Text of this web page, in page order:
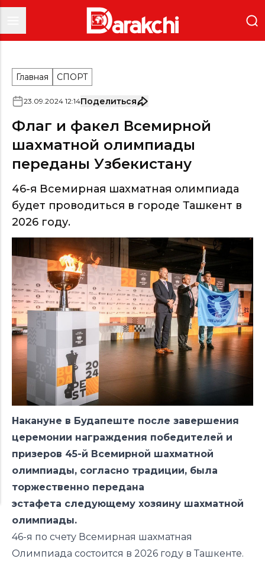
Главная СПОРТ
23.09.2024 12:14Поделиться
Флаг и факел Всемирной
шахматной олимпиады
переданы Узбекистану
46-я Всемирная шахматная олимпиада
будет проводиться в городе Ташкент в
2026 году.
Накануне в Будапеште после завершения
церемонии награждения победителей и
призеров 45-й Всемирной шахматной
олимпиады, согласно традиции, была
торжественно передана
эстафета следующему хозяину шахматной
олимпиады.
46-я по счету Всемирная шахматная
Олимпиада состоится в 2026 году в Ташкенте.